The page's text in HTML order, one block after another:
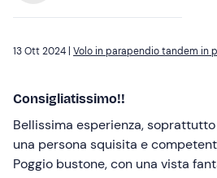
13 Ott 2024 | Volo in parapendio tandem in
Consigliatissimo!!
Bellissima esperienza,
una persona squisita e
Poggio bustone, con una vista